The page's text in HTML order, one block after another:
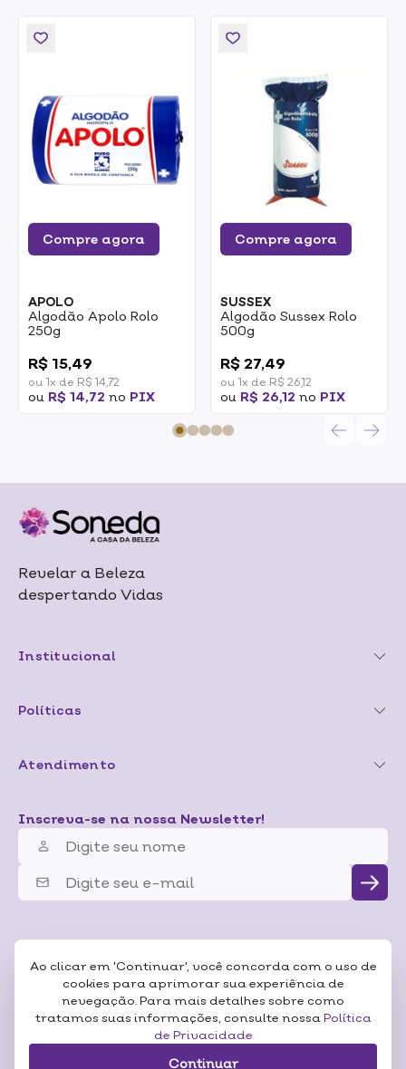
Ao clicar em 'Continuar', você concorda com o uso de
cookies para aprimorar sua experiência de
nevegação. Para mais detalhes sobre como
tratamos suas informações, consulte nossa Política
de Privacidade
Continuar
Compre agora
APOLO
Algodão Apolo Rolo
250g
R$ 15,49
ou 1x de R$ 14,72
ou R$ 14,72 no PIX
Compre agora
SUSSEX
Algodão Sussex Rolo
500g
R$ 27,49
ou 1x de R$ 26,12
ou R$ 26,12 no PIX
Revelar a Beleza
despertando Vidas
Institucional
Políticas
Atendimento
Inscreva-se na nossa Newsletter!